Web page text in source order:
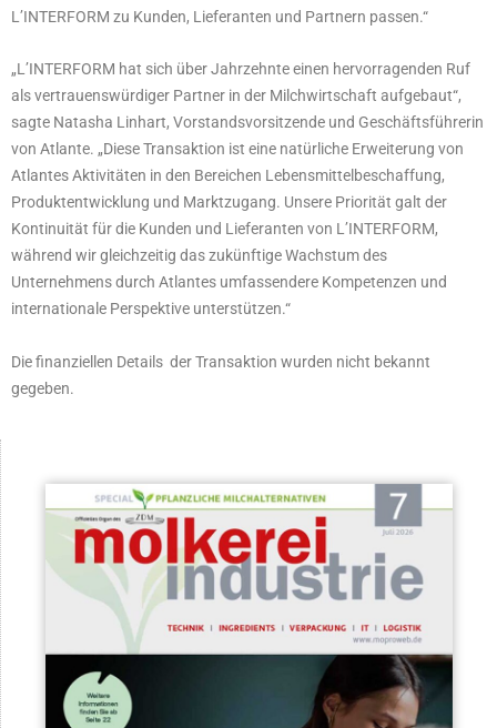
L’INTERFORM zu Kunden, Lieferanten und Partnern passen.“
„L’INTERFORM hat sich über Jahrzehnte einen hervorragenden Ruf
als vertrauenswürdiger Partner in der Milchwirtschaft aufgebaut“,
sagte Natasha Linhart, Vorstandsvorsitzende und Geschäftsführerin
von Atlante. „Diese Transaktion ist eine natürliche Erweiterung von
Atlantes Aktivitäten in den Bereichen Lebensmittelbeschaffung,
Produktentwicklung und Marktzugang. Unsere Priorität galt der
Kontinuität für die Kunden und Lieferanten von L’INTERFORM,
während wir gleichzeitig das zukünftige Wachstum des
Unternehmens durch Atlantes umfassendere Kompetenzen und
internationale Perspektive unterstützen.“
Die finanziellen Details der Transaktion wurden nicht bekannt
gegeben.